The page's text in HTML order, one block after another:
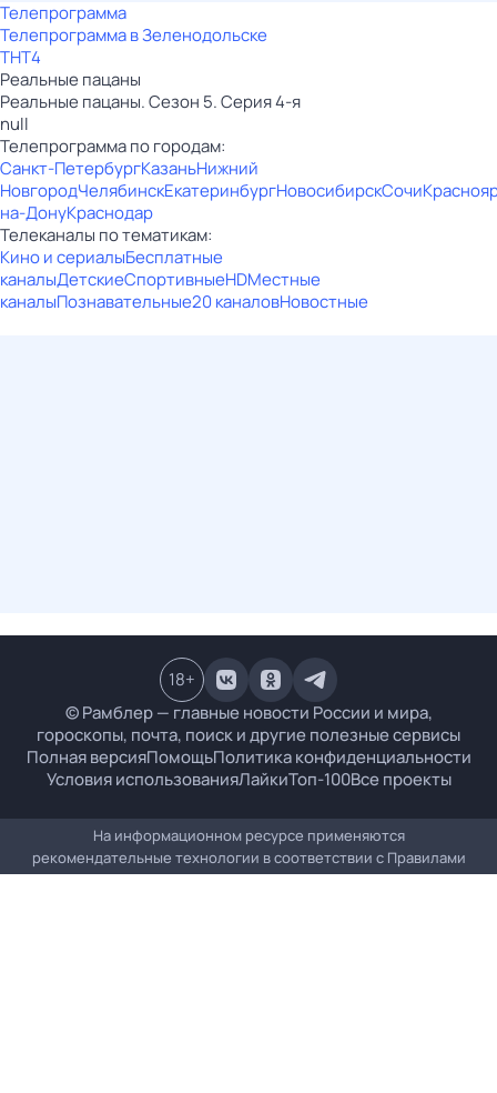
Телепрограмма
Телепрограмма в Зеленодольске
ТНТ4
Реальные пацаны
Реальные пацаны. Сезон 5. Серия 4-я
null
Телепрограмма по городам:
Санкт-ПетербургКазаньНижний
НовгородЧелябинскЕкатеринбургНовосибирскСочи
на-ДонуКраснодар
Телеканалы по тематикам:
Кино и сериалыБесплатные
каналыДетскиеСпортивныеHDМестные
каналыПознавательные20 каналовНовостные
© Рамблер — главные новости России и мира,
гороскопы, почта, поиск и другие полезные сервисы
Полная версияПомощьПолитика конфиденциальности
Условия использованияЛайкиТоп-100Все проекты
18+
На информационном ресурсе применяются
рекомендательные технологии в соответствии с Правилами